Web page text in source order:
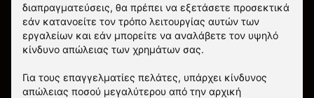
διαπραγματεύσεις, θα πρέπει να εξετάσετε προσεκτικά
εάν κατανοείτε τον τρόπο λειτουργίας αυτών των
εργαλείων και εάν μπορείτε να αναλάβετε τον υψηλό
κίνδυνο απώλειας των χρημάτων σας.
Για τους επαγγελματίες πελάτες, υπάρχει κίνδυνος
απώλειας ποσού μεγαλύτερου από την αρχική